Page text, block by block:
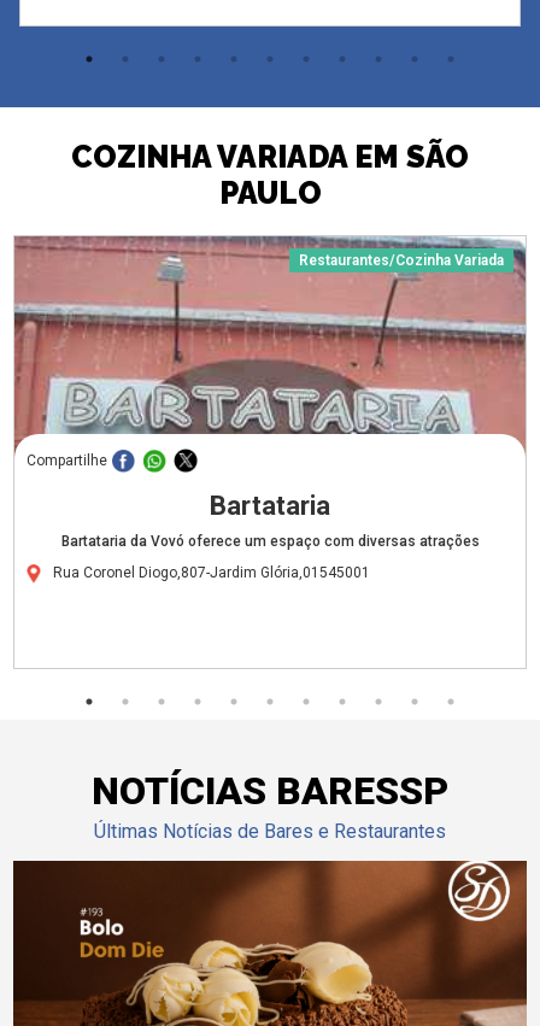
COZINHA VARIADA EM SÃO
PAULO
Restaurantes/Cozinha Variada
Compartilhe
Bartataria
Bartataria da Vovó oferece um espaço com diversas atrações
Rua Coronel Diogo,807-Jardim Glória,01545001
NOTÍCIAS BARESSP
Últimas Notícias de Bares e Restaurantes